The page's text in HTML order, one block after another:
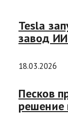
Tesla
завод
18.03.2026
Песков
решение